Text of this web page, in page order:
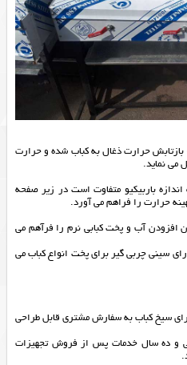
حرارت ذغال به کباب شده و حرارت
می نماید.
باربیکیو متفاوت است در زیر صفحه
حرارت را فراهم می آورد.
افزودن آب و پخت کبابی نرم را فرآهم می
سینی چربی گیر برای پخت انواع کباب می
سیخ کباب به سفارش مشتری قابل طراحی
و ده سال خدمات پس از فروشتجهیزات